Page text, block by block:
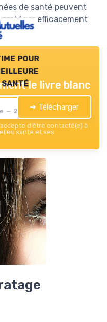
de santé peuvent
efficacement
pour
— 2026
le livre blanc
➔ Télécharger
d’être contacté(e) à
sante et ses